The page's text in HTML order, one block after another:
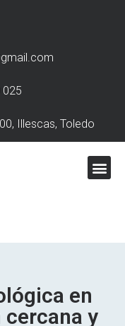
025
Illescas, Toledo
en
y